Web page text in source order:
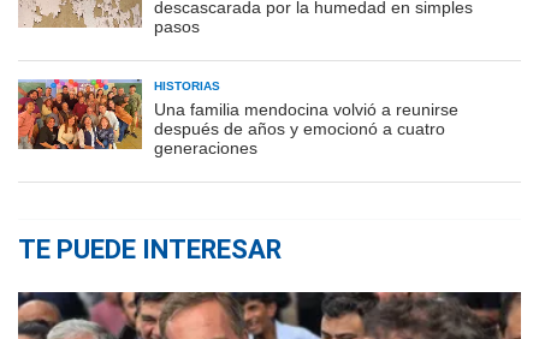
descascarada por la humedad en simples
pasos
HISTORIAS
Una familia mendocina volvió a reunirse
después de años y emocionó a cuatro
generaciones
TE PUEDE INTERESAR